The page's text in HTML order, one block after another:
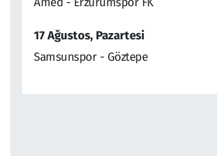
17 Ağustos, Pazartesi
Samsunspor - Göztepe